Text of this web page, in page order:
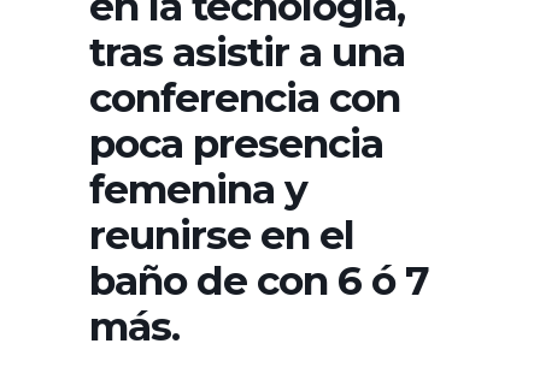
tras asistir a una
conferencia con
poca presencia
femenina y
reunirse en el
baño de con 6 ó 7
más.